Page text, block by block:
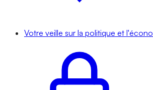
Votre veille sur la politique et